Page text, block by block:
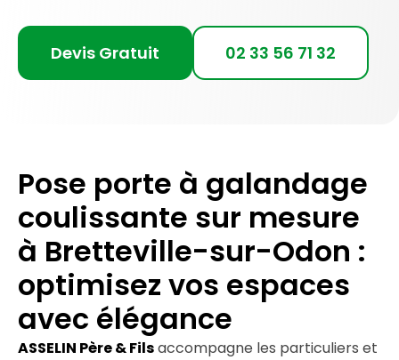
Devis Gratuit 02 33 56 71 32
Pose porte à galandage
coulissante sur mesure
à Bretteville-sur-Odon :
optimisez vos espaces
avec élégance
ASSELIN Père & Filsaccompagne les particuliers et